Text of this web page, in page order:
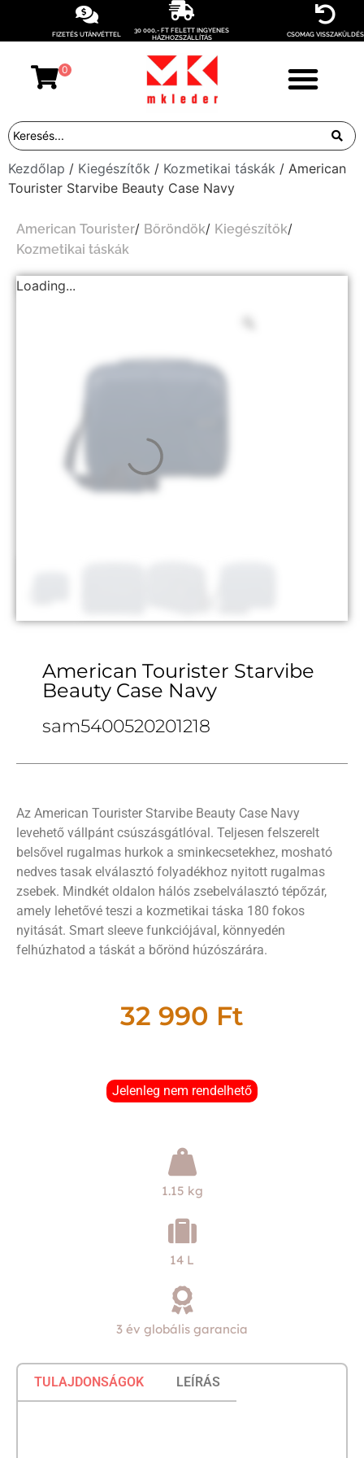
FIZETÉS UTÁNVÉTTEL
30 000,- FT FELETT INGYENES
HÁZHOZSZÁLLÍTÁS
CSOMAG VISSZAKÜLDÉS
0
Kezdőlap / Kiegészítők / Kozmetikai táskák / American
Tourister Starvibe Beauty Case Navy
American Tourister/ Bőröndök/ Kiegészítők/
Kozmetikai táskák
Loading...
American Tourister Starvibe
Beauty Case Navy
sam5400520201218
Az American Tourister Starvibe Beauty Case Navy
levehető vállpánt csúszásgátlóval. Teljesen felszerelt
belsővel rugalmas hurkok a sminkecsetekhez, mosható
nedves tasak elválasztó folyadékhoz nyitott rugalmas
zsebek. Mindkét oldalon hálós zsebelválasztó tépőzár,
amely lehetővé teszi a kozmetikai táska 180 fokos
nyitását. Smart sleeve funkciójával, könnyedén
felhúzhatod a táskát a bőrönd húzószárára.
32 990 Ft
Jelenleg nem rendelhető
1.15 kg
14 L
3 év globális garancia
TULAJDONSÁGOK LEÍRÁS